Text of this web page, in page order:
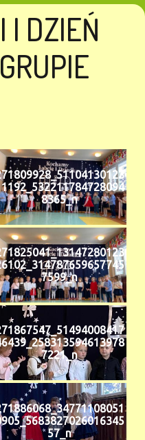
I DZIEŃ
8365_n
7599_n
7221_n
57_n